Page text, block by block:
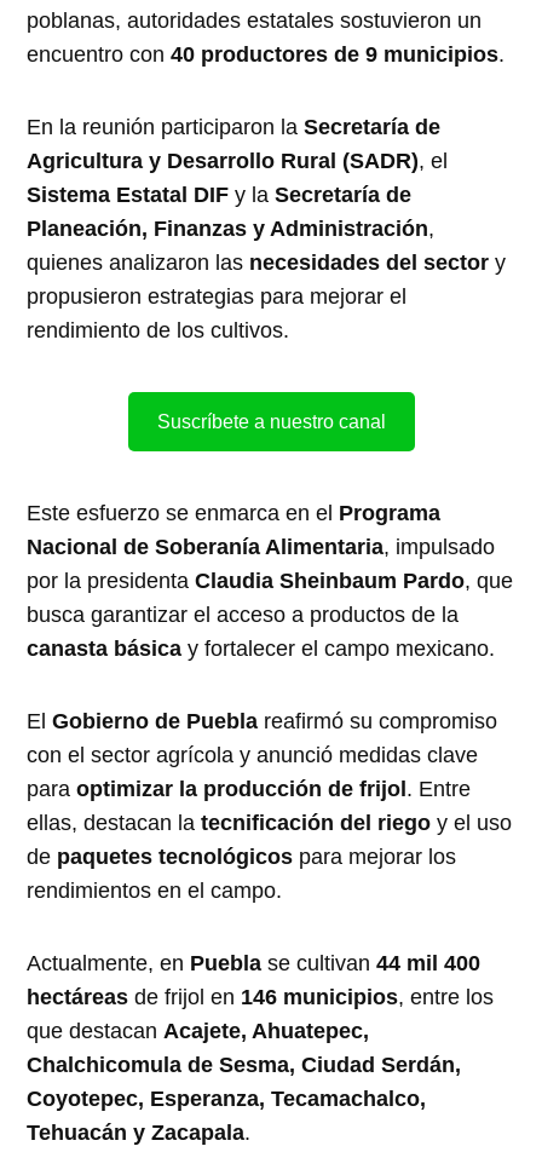
poblanas, autoridades estatales sostuvieron un
encuentro con40 productores de 9 municipios.
En la reunión participaron laSecretaría de
Agricultura y Desarrollo Rural (SADR), el
Sistema Estatal DIF y laSecretaría de
Planeación, Finanzas y Administración,
quienes analizaron las necesidades del sector y
propusieron estrategias para mejorar el
rendimiento de los cultivos.
Suscríbete a nuestro canal
Este esfuerzo se enmarca en el Programa
Nacional de Soberanía Alimentaria, impulsado
por la presidentaClaudia Sheinbaum Pardo, que
busca garantizar el acceso a productos de la
canasta básica y fortalecer el campo mexicano.
ElGobierno de Puebla reafirmó su compromiso
con el sector agrícola y anunció medidas clave
paraoptimizar la producción de frijol. Entre
ellas, destacan latecnificación del riego y el uso
de paquetes tecnológicos para mejorar los
rendimientos en el campo.
Actualmente, en Puebla se cultivan44 mil 400
hectáreas de frijol en 146 municipios, entre los
que destacan Acajete, Ahuatepec,
Chalchicomula de Sesma, Ciudad Serdán,
Coyotepec, Esperanza, Tecamachalco,
Tehuacán y Zacapala.